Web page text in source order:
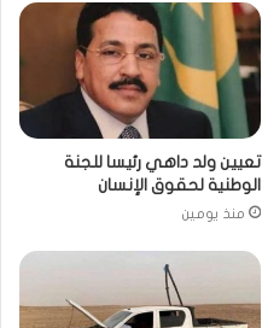
تعيين ولد داهي رئيسا للجنة
الوطنية لحقوق الإنسان
منذ يومين